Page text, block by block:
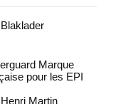
Blaklader
Marque
pour les EPI
Henri Martin